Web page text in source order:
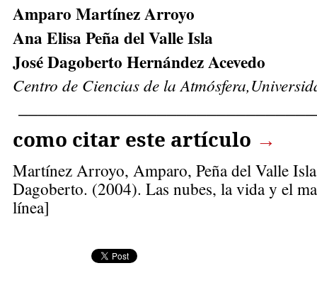
Am­pa­ro Mar­tí­nez Arro­yo
Ana Eli­sa Pe­ña del Va­lle Is­la
Jo­sé Da­go­ber­to Her­nán­dez Ace­ve­do
Cen­tro de Cien­cias de la
como citar este artículo →
Martínez Arroyo, Amparo, Peña del Valle
Dagoberto. (2004). Las nubes, la vida y el
línea]